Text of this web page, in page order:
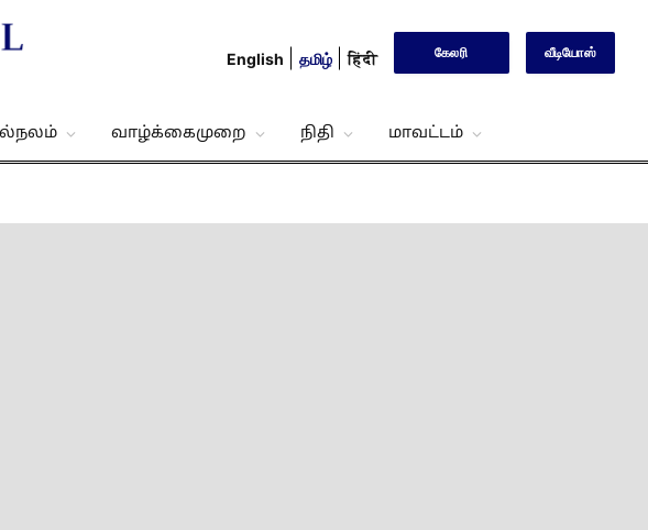
English தமிழ் हिंदी கேலரி வீடியோஸ்
வாழ்க்கைமுறை நிதி மாவட்டம்